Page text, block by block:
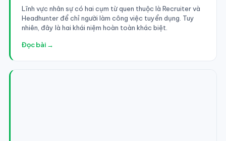
Lĩnh vực nhân sự có hai cụm từ quen thuộc là Recruiter và
Headhunter để chỉ người làm công việc tuyển dụng. Tuy
nhiên, đây là hai khái niệm hoàn toàn khác biệt.
Đọc bài →